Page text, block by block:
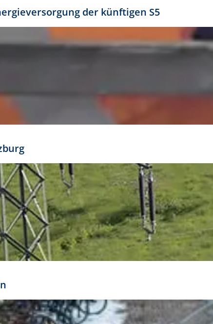
Daraus ergeben sich für gängige Formate
kleiner gesetzt werden. Dazu bedarf es jedoch
der künftigen S5